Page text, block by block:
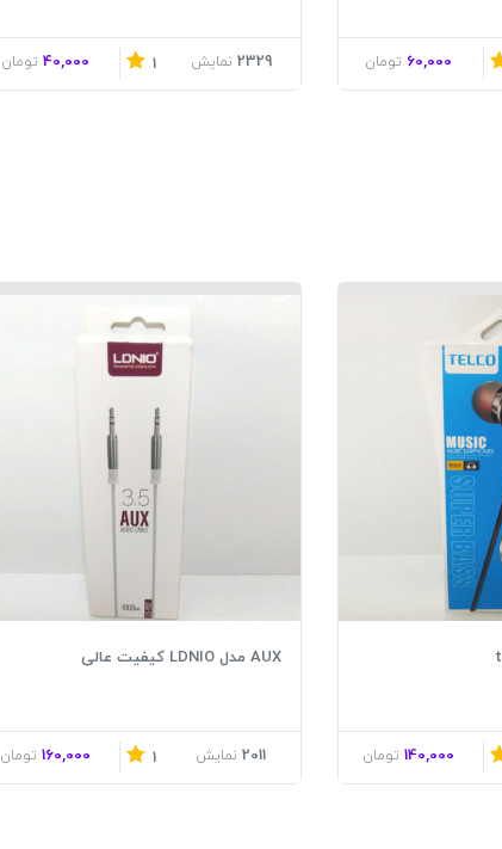
60,000 تومان 2329 نمایش 1
40,000 تومان
140,000 تومان
AUX مدل LDNIO کیفیت عالی
2011 نمایش 1
160,000 تومان